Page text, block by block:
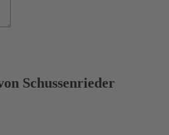
Schussenrieder